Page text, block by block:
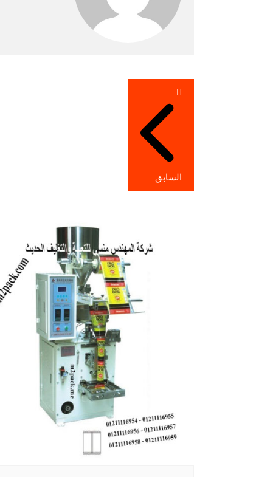
تصفّح
المقالات
السابق